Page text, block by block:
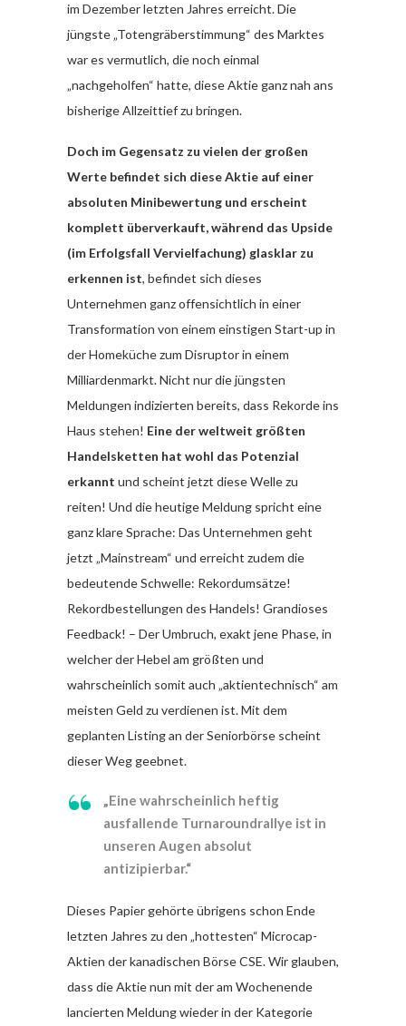
im Dezember letzten Jahres erreicht. Die
jüngste „Totengräberstimmung“ des Marktes
war es vermutlich, die noch einmal
„nachgeholfen“ hatte, diese Aktie ganz nah ans
bisherige Allzeittief zu bringen.
Doch im Gegensatz zu vielen der großen
Werte befindet sich diese Aktie auf einer
absoluten Minibewertung und erscheint
komplett überverkauft, während das Upside
(im Erfolgsfall Vervielfachung) glasklar zu
erkennen ist, befindet sich dieses
Unternehmen ganz offensichtlich in einer
Transformation von einem einstigen Start-up in
der Homeküche zum Disruptor in einem
Milliardenmarkt. Nicht nur die jüngsten
Meldungen indizierten bereits, dass Rekorde ins
Haus stehen! Eine der weltweit größten
Handelsketten hat wohl das Potenzial
erkannt und scheint jetzt diese Welle zu
reiten! Und die heutige Meldung spricht eine
ganz klare Sprache: Das Unternehmen geht
jetzt „Mainstream“ und erreicht zudem die
bedeutende Schwelle: Rekordumsätze!
Rekordbestellungen des Handels! Grandioses
Feedback! – Der Umbruch, exakt jene Phase, in
welcher der Hebel am größten und
wahrscheinlich somit auch „aktientechnisch“ am
meisten Geld zu verdienen ist. Mit dem
geplanten Listing an der Seniorbörse scheint
dieser Weg geebnet.
„Eine wahrscheinlich heftig
ausfallende Turnaroundrallye ist in
unseren Augen absolut
antizipierbar.“
Dieses Papier gehörte übrigens schon Ende
letzten Jahres zu den „hottesten“ Microcap-
Aktien der kanadischen Börse CSE. Wir glauben,
dass die Aktie nun mit der am Wochenende
lancierten Meldung wieder in der Kategorie